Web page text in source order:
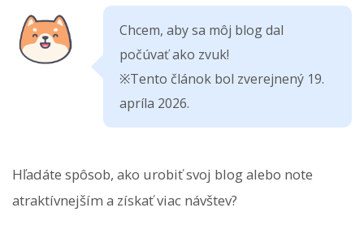
Chcem, aby sa môj blog dal
počúvať ako zvuk!
※Tento článok bol zverejnený 19.
apríla 2026.
Hľadáte spôsob, ako urobiť svoj blog alebo note
atraktívnejším a získať viac návštev?